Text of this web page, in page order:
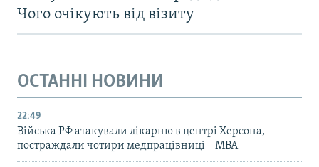
Чого очікують від візиту
ОСТАННІ НОВИНИ
22:49
Війська РФ атакували лікарню в центрі Херсона,
постраждали чотири медпрацівниці – МВА